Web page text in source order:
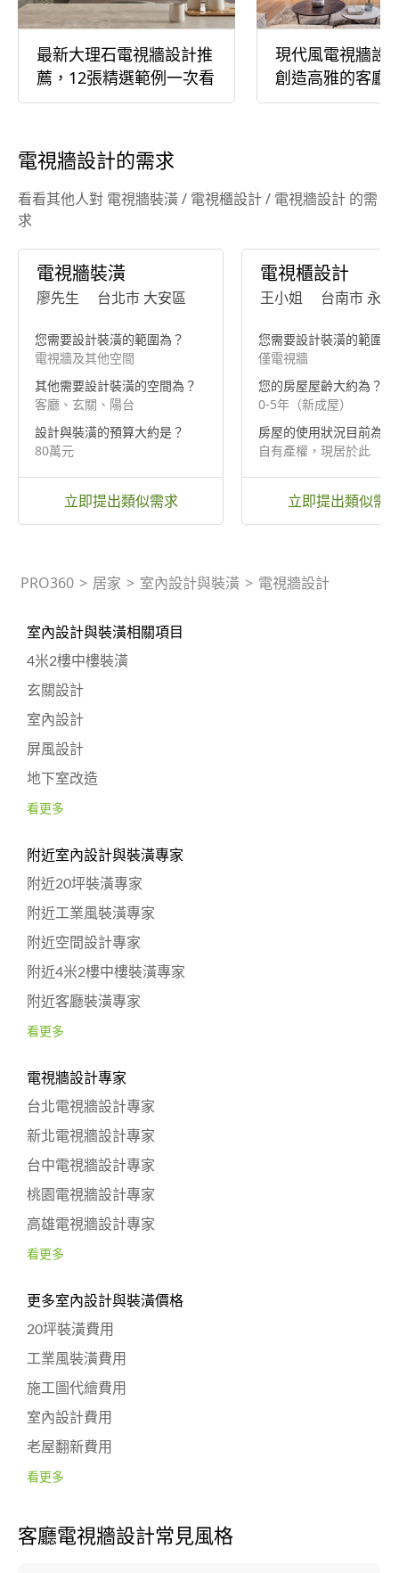
最新大理石電視牆設計推
薦，12張精選範例一次看
現代風電視牆設
創造高雅的客廳
電視牆設計的需求
看看其他人對 電視牆裝潢 / 電視櫃設計 / 電視牆設計 的需
求
電視牆裝潢
廖先生 台北市 大安區
您需要設計裝潢的範圍為？
電視牆及其他空間
其他需要設計裝潢的空間為？
客廳、玄關、陽台
設計與裝潢的預算大約是？
80萬元
立即提出類似需求
電視櫃設計
王小姐 台南市 永
您需要設計裝潢的範圍為
僅電視牆
您的房屋屋齡大約為？
0-5年（新成屋）
房屋的使用狀況目前為何
自有產權，現居於此
立即提出類似需
PRO360 > 居家 > 室內設計與裝潢 > 電視牆設計
室內設計與裝潢相關項目
4米2樓中樓裝潢
玄關設計
室內設計
屏風設計
地下室改造
看更多
附近室內設計與裝潢專家
附近20坪裝潢專家
附近工業風裝潢專家
附近空間設計專家
附近4米2樓中樓裝潢專家
附近客廳裝潢專家
看更多
電視牆設計專家
台北電視牆設計專家
新北電視牆設計專家
台中電視牆設計專家
桃園電視牆設計專家
高雄電視牆設計專家
看更多
更多室內設計與裝潢價格
20坪裝潢費用
工業風裝潢費用
施工圖代繪費用
室內設計費用
老屋翻新費用
看更多
客廳電視牆設計常見風格